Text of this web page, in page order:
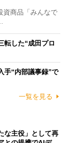
資商品「みんなで
転した“成田プロ
手“内部議事録”で
一覧を見る
な主役」として再